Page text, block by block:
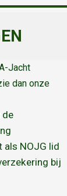
Jacht
dan onze
de
als NOJG lid
bij